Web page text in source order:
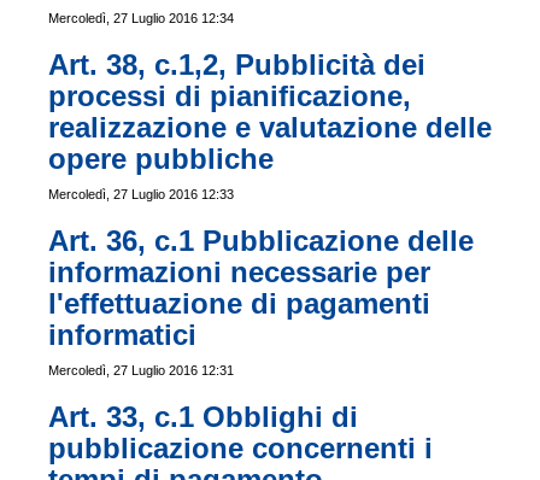
Mercoledì, 27 Luglio 2016 12:34
Art. 38, c.1,2, Pubblicità dei
processi di pianificazione,
realizzazione e valutazione delle
opere pubbliche
Mercoledì, 27 Luglio 2016 12:33
Art. 36, c.1 Pubblicazione delle
informazioni necessarie per
l'effettuazione di pagamenti
informatici
Mercoledì, 27 Luglio 2016 12:31
Art. 33, c.1 Obblighi di
pubblicazione concernenti i